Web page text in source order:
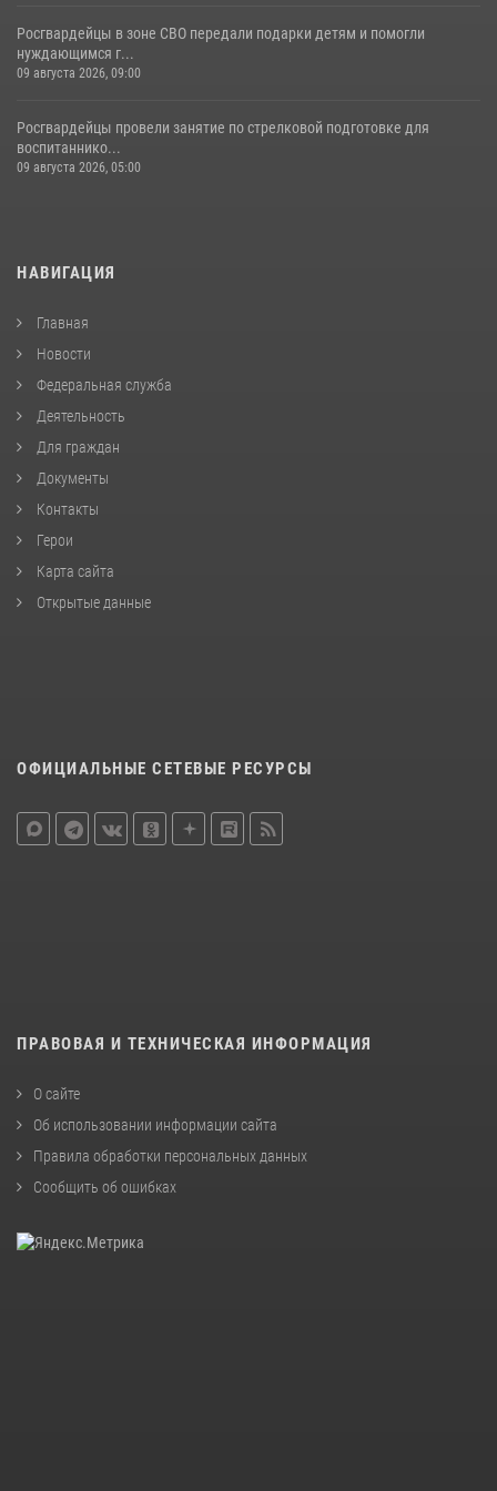
Росгвардейцы в зоне СВО передали подарки детям и помогли
нуждающимся г...
09 августа 2026, 09:00
Росгвардейцы провели занятие по стрелковой подготовке для
воспитаннико...
09 августа 2026, 05:00
НАВИГАЦИЯ
Главная
Новости
Федеральная служба
Деятельность
Для граждан
Документы
Контакты
Герои
Карта сайта
Открытые данные
ОФИЦИАЛЬНЫЕ СЕТЕВЫЕ РЕСУРСЫ
ПРАВОВАЯ И ТЕХНИЧЕСКАЯ ИНФОРМАЦИЯ
О сайте
Об использовании информации сайта
Правила обработки персональных данных
Сообщить об ошибках